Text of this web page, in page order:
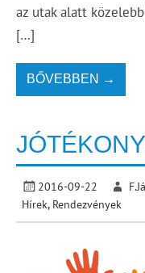
az utak alatt
[…]
BŐVEBBEN →
2016-09-22
Hírek, Rendezvények